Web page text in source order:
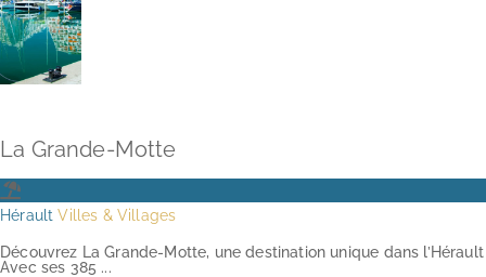
La Grande-Motte
HéraultVilles & Villages
Découvrez La Grande-Motte, une destination unique dans l’Hérault
Avec ses 385 ...